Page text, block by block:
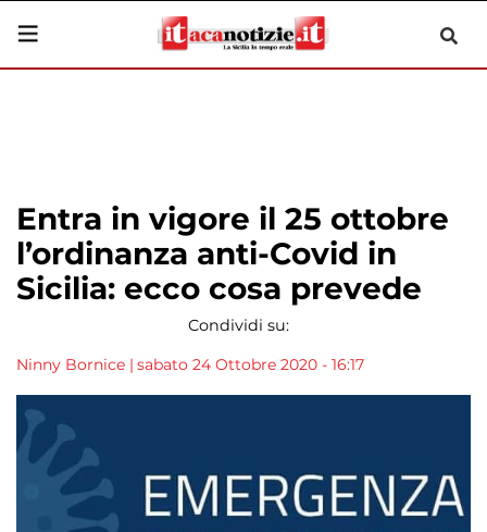
Entra in vigore il 25 ottobre
l’ordinanza anti-Covid in
Sicilia: ecco cosa prevede
Condividi su:
Ninny Bornice | sabato 24 Ottobre 2020 - 16:17